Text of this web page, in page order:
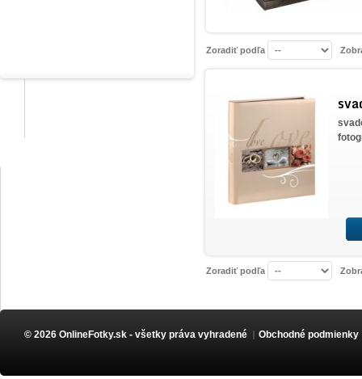
Zoradiť podľa
Zoradiť podľa
© 2026 OnlineFotky.sk - všetky práva vyhradené Obchodné podmienky